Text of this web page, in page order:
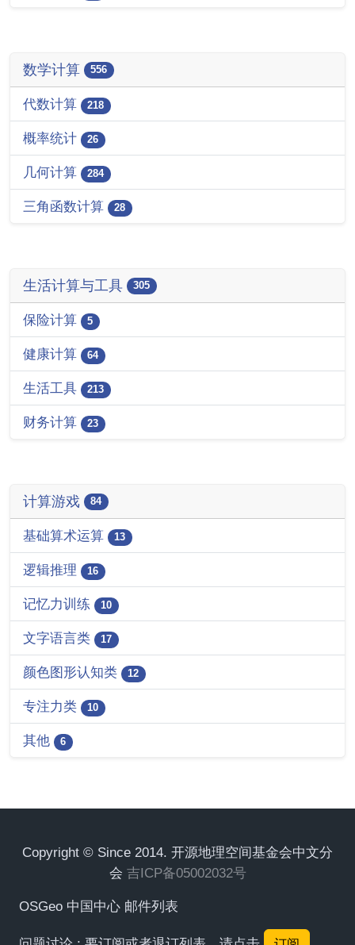
数学计算 556
代数计算 218
概率统计 26
几何计算 284
三角函数计算 28
生活计算与工具 305
保险计算 5
健康计算 64
生活工具 213
财务计算 23
计算游戏 84
基础算术运算 13
逻辑推理 16
记忆力训练 10
文字语言类 17
颜色图形认知类 12
专注力类 10
其他 6
Copyright © Since 2014. 开源地理空间基金会中文分
会 吉ICP备05002032号
OSGeo 中国中心 邮件列表